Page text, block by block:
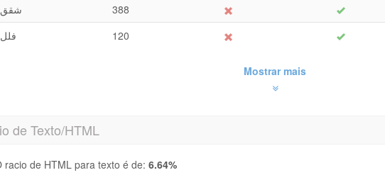
شقق
388
فلل
120
Mostrar mais
de Texto/HTML
racio de HTML para texto é de: 6.64%